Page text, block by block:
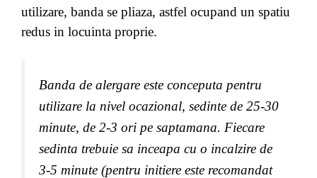
utilizare, banda se pliaza, astfel ocupand un spatiu
redus in locuinta proprie.
Banda de alergare este conceputa pentru
utilizare la nivel ocazional, sedinte de 25-30
minute, de 2-3 ori pe saptamana. Fiecare
sedinta trebuie sa inceapa cu o incalzire de
3-5 minute (pentru initiere este recomandat